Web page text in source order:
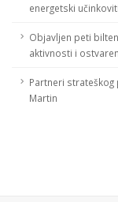
energetski
Objavljen peti
aktivnosti i
Partneri strateškog
Martin